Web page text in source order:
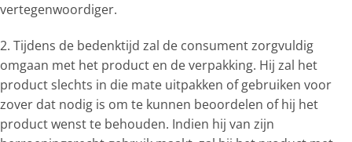
vertegenwoordiger.
2. Tijdens de bedenktijd zal de consument zorgvuldig
omgaan met het product en de verpakking. Hij zal het
product slechts in die mate uitpakken of gebruiken voor
zover dat nodig is om te kunnen beoordelen of hij het
product wenst te behouden. Indien hij van zijn